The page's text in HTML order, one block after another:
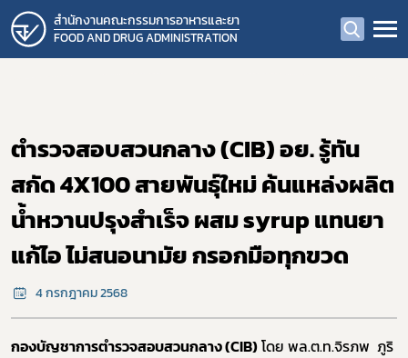
สำนักงานคณะกรรมการอาหารและยา
FOOD AND DRUG ADMINISTRATION
ตำรวจสอบสวนกลาง (CIB) อย. รู้ทัน
สกัด 4X100 สายพันธุ์ใหม่ ค้นแหล่งผลิต
น้ำหวานปรุงสำเร็จ ผสม syrup แทนยา
แก้ไอ ไม่สนอนามัย กรอกมือทุกขวด
4 กรกฎาคม 2568
กองบัญชาการตำรวจสอบสวนกลาง (CIB)โดย พล.ต.ท.จิรภพ ภูริ